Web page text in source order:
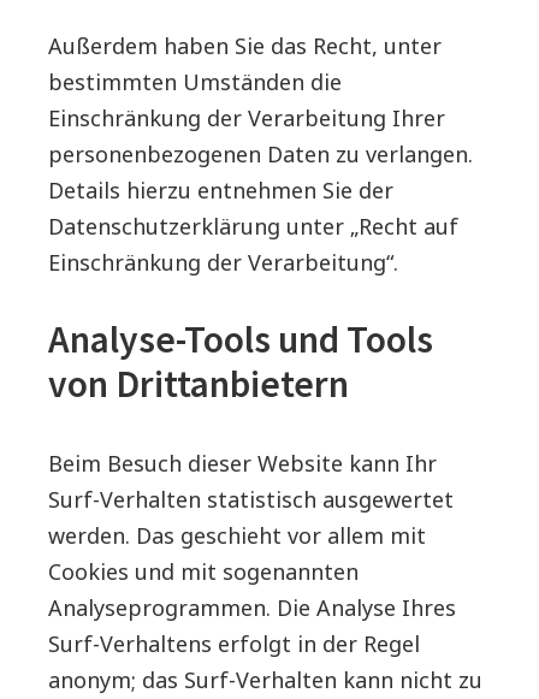
Außerdem haben Sie das Recht, unter
bestimmten Umständen die
Einschränkung der Verarbeitung Ihrer
personenbezogenen Daten zu verlangen.
Details hierzu entnehmen Sie der
Datenschutzerklärung unter „Recht auf
Einschränkung der Verarbeitung“.
Analyse-Tools und Tools
von Drittanbietern
Beim Besuch dieser Website kann Ihr
Surf-Verhalten statistisch ausgewertet
werden. Das geschieht vor allem mit
Cookies und mit sogenannten
Analyseprogrammen. Die Analyse Ihres
Surf-Verhaltens erfolgt in der Regel
anonym; das Surf-Verhalten kann nicht zu